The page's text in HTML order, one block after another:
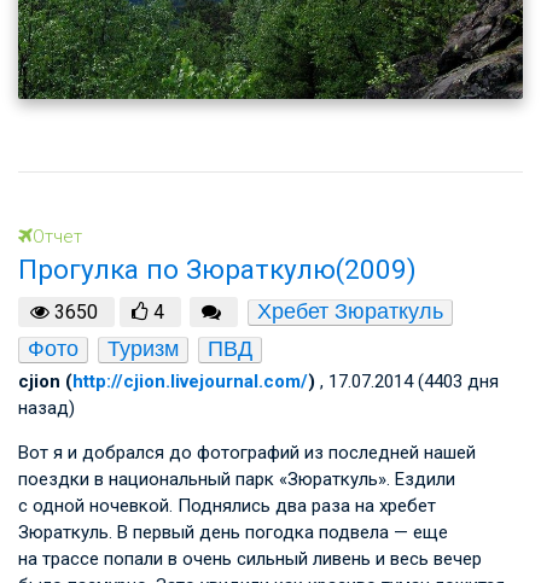
Отчет
Прогулка по Зюраткулю(2009)
3650 4
Хребет Зюраткуль
Фото
Туризм ПВД
cjion (http://cjion.livejournal.com/) , 17.07.2014 (4403 дня
назад)
Вот я и добрался до фотографий из последней нашей
поездки в национальный парк «Зюраткуль». Ездили
с одной ночевкой. Поднялись два раза на хребет
Зюраткуль. В первый день погодка подвела — еще
на трассе попали в очень сильный ливень и весь вечер